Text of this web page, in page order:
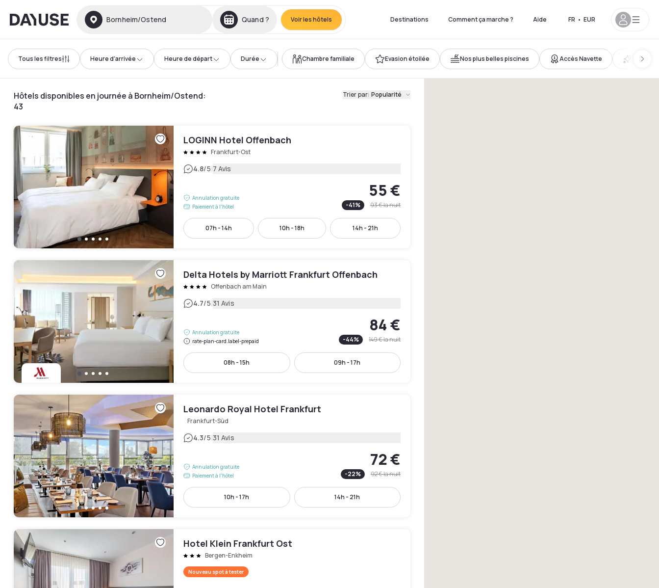
Dayuse Bornheim/Ostend Quand ? Voir les hôtels Destinations Comment ça marche ? Aide FR • EUR
Tous les filtres Heure d'arrivée Heure de départ Durée Chambre familiale Evasion étoilée Nos plus belles piscines Accès Navette
Hôtels disponibles en journée à Bornheim/Ostend:
43
Trier par: Popularité
LOGINN Hotel Offenbach
Frankfurt-Ost
4.8/5|7 Avis
Annulation gratuite
Paiement à l'hôtel
55 €
-41% 93 €la nuit
07h - 14h 10h - 18h 14h - 21h
Delta Hotels by Marriott Frankfurt Offenbach
Offenbach am Main
4.7/5|31 Avis
Annulation gratuite
rate-plan-card.label-prepaid
84 €
-44% 149 €la nuit
08h - 15h 09h - 17h
Leonardo Royal Hotel Frankfurt
Frankfurt-Süd
4.3/5|31 Avis
Annulation gratuite
Paiement à l'hôtel
72 €
-22% 92 €la nuit
10h - 17h 14h - 21h
Hotel Klein Frankfurt Ost
Bergen-Enkheim
Nouveau spot à tester